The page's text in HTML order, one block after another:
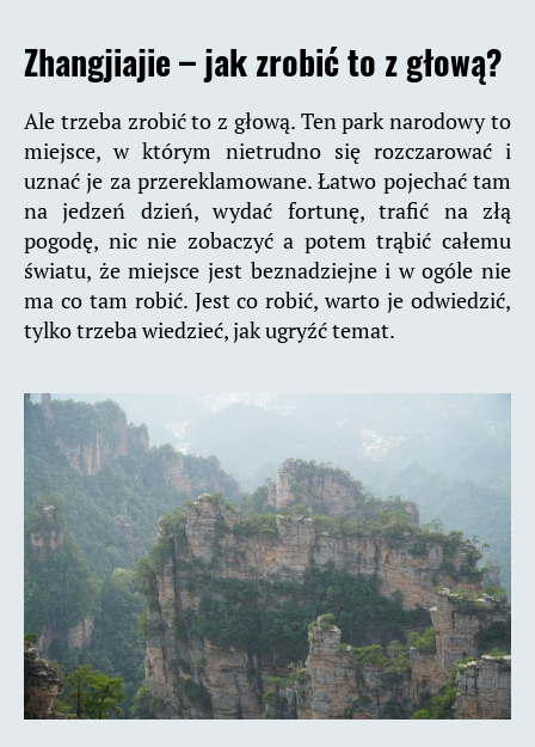
Zhangjiajie – jak zrobić to z głową?
Ale trzeba zrobić to z głową. Ten park narodowy to
miejsce, w którym nietrudno się rozczarować i
uznać je za przereklamowane. Łatwo pojechać tam
na jedzeń dzień, wydać fortunę, trafić na złą
pogodę, nic nie zobaczyć a potem trąbić całemu
światu, że miejsce jest beznadziejne i w ogóle nie
ma co tam robić. Jest co robić, warto je odwiedzić,
tylko trzeba wiedzieć, jak ugryźć temat.